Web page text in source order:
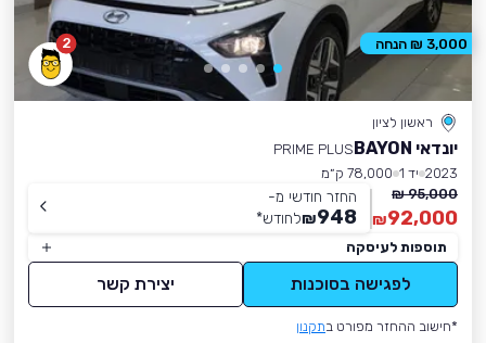
2
ראשון לציון
יונדאי BAYON
PRIME PLUS
2023 יד 1
78,000 ק״מ
95,000 ₪
92,000
₪
החזר חודשי מ-
948
₪לחודש*
תוספות לעיסקה
לפגישה בסוכנות יצירת קשר
*חישוב ההחזר מפורט בתקנון
3,000 ₪ הנחה